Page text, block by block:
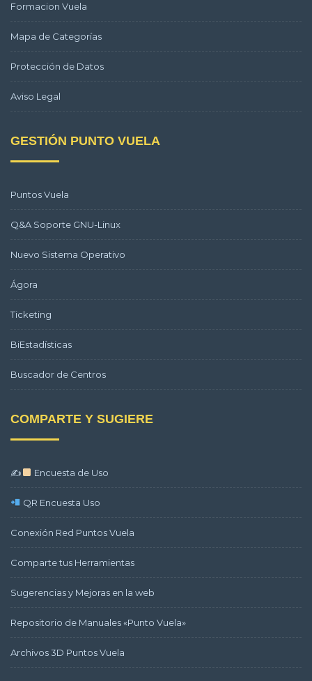
Formacion Vuela
Mapa de Categorías
Protección de Datos
Aviso Legal
GESTIÓN PUNTO VUELA
Puntos Vuela
Q&A Soporte GNU-Linux
Nuevo Sistema Operativo
Ágora
Ticketing
BiEstadísticas
Buscador de Centros
COMPARTE Y SUGIERE
✍ Encuesta de Uso
QR Encuesta Uso
Conexión Red Puntos Vuela
Comparte tus Herramientas
Sugerencias y Mejoras en la web
Repositorio de Manuales «Punto Vuela»
Archivos 3D Puntos Vuela